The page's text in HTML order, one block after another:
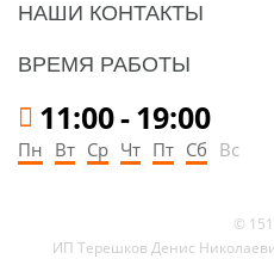
НАШИ КОНТАКТЫ
ВРЕМЯ РАБОТЫ
11:00-19:00
Пн Вт Ср Чт Пт Сб Вс
©
ИП Терешков Денис